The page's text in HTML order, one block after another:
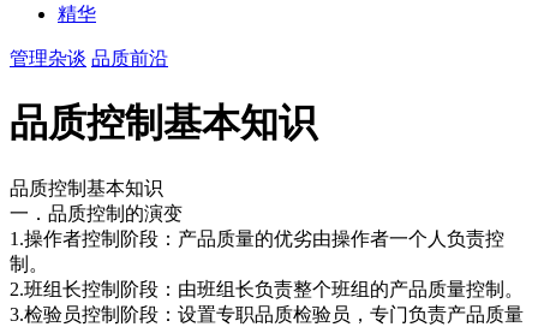
精华
管理杂谈 品质前沿
品质控制基本知识
品质控制基本知识
一．品质控制的演变
1.操作者控制阶段：产品质量的优劣由操作者一个人负责控
制。
2.班组长控制阶段：由班组长负责整个班组的产品质量控制。
3.检验员控制阶段：设置专职品质检验员，专门负责产品质量